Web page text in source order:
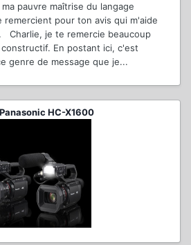
pauvre maîtrise du langage
remercient pour ton avis qui m'aide
Charlie, je te remercie beaucoup
En postant ici, c'est
genre de message que je...
HC-X1600